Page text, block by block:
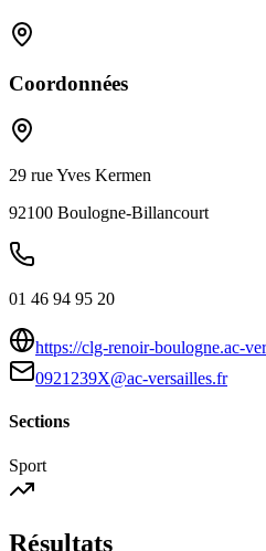
Coordonnées
29 rue Yves Kermen
92100 Boulogne-Billancourt
01 46 94 95 20
https://clg-renoir-boulogne.ac-
0921239X@ac-versailles.fr
Sections
Sport
Résultats